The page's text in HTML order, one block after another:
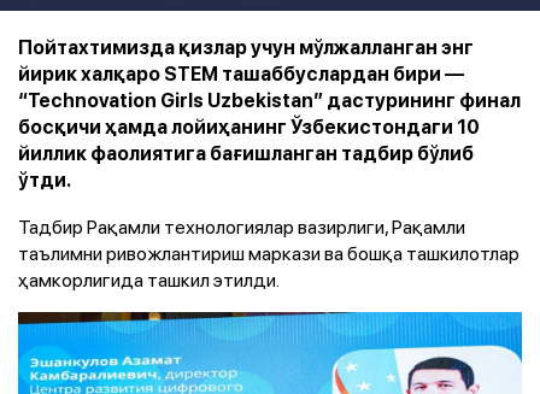
Пойтахтимизда қизлар учун мўлжалланган энг
йирик халқаро STEM ташаббуслардан бири —
“Technovation Girls Uzbekistan” дастурининг финал
босқичи ҳамда лойиҳанинг Ўзбекистондаги 10
йиллик фаолиятига бағишланган тадбир бўлиб
ўтди.
Тадбир Рақамли технологиялар вазирлиги, Рақамли
таълимни ривожлантириш маркази ва бошқа ташкилотлар
ҳамкорлигида ташкил этилди.